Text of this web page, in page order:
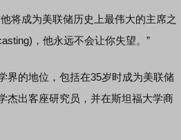
成为美联储历史上最伟大的主席之
，他永远不会让你失望。”
的地位，包括在35岁时成为美联储
杰出客座研究员，并在斯坦福大学商